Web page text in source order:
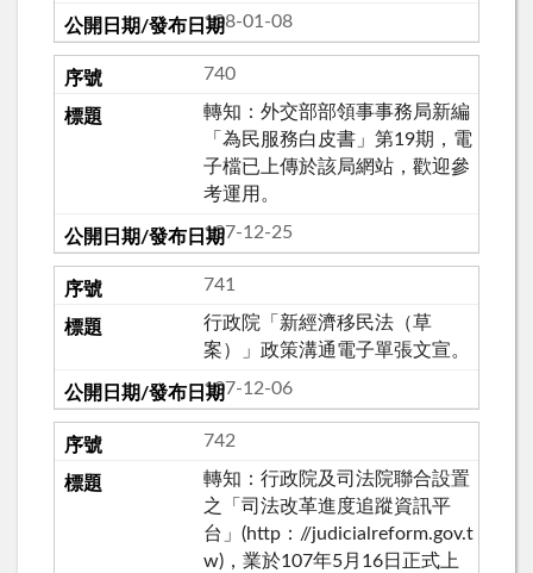
108-01-08
740
轉知：外交部部領事事務局新編
「為民服務白皮書」第19期，電
子檔已上傳於該局網站，歡迎參
考運用。
107-12-25
741
行政院「新經濟移民法（草
案）」政策溝通電子單張文宣。
107-12-06
742
轉知：行政院及司法院聯合設置
之「司法改革進度追蹤資訊平
台」(http：//judicialreform.gov.t
w)，業於107年5月16日正式上